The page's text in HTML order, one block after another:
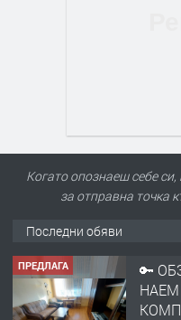
Когато опознаеш себе
за отправна точка
Последни обяви
ПРЕДЛАГА
🔑
НАЕМ